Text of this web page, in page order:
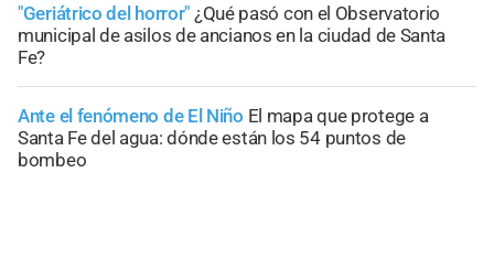
"Geriátrico del horror" ¿Qué pasó con el Observatorio
municipal de asilos de ancianos en la ciudad de Santa
Fe?
Ante el fenómeno de El Niño El mapa que protege a
Santa Fe del agua: dónde están los 54 puntos de
bombeo